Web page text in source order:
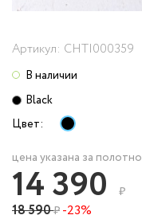
Артикул: CHTI000359
В наличии
Black
Цвет:
цена указана за полотно
14 390 ₽
18 590₽ -23%